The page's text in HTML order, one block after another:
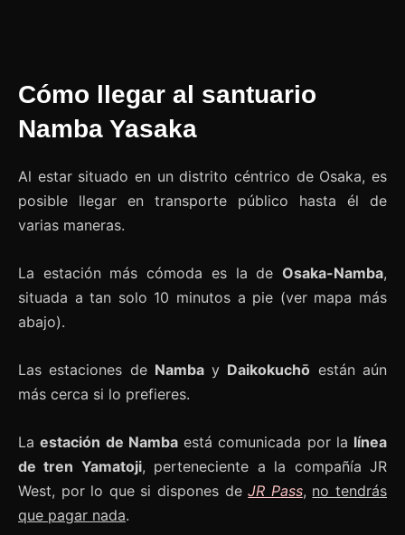
Cómo llegar al santuario
Namba Yasaka
Al estar situado en un distrito céntrico de Osaka, es
posible llegar en transporte público hasta él de
varias maneras.
La estación más cómoda es la de Osaka-Namba,
situada a tan solo 10 minutos a pie (ver mapa más
abajo).
Las estaciones de Nambay Daikokuchō están aún
más cerca si lo prefieres.
Laestación de Nambaestá comunicada por la línea
de tren Yamatoji, perteneciente a la compañía JR
West, por lo que si dispones deJR Pass, no tendrás
que pagar nada.